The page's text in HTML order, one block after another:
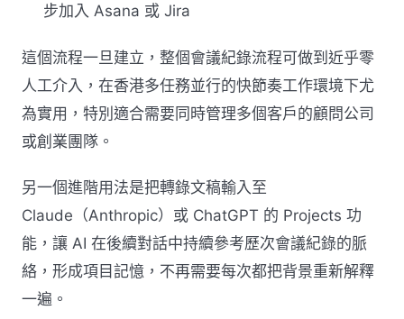
步加入 Asana 或 Jira
這個流程一旦建立，整個會議紀錄流程可做到近乎零
人工介入，在香港多任務並行的快節奏工作環境下尤
為實用，特別適合需要同時管理多個客戶的顧問公司
或創業團隊。
另一個進階用法是把轉錄文稿輸入至
Claude（Anthropic）或 ChatGPT 的 Projects 功
能，讓 AI 在後續對話中持續參考歷次會議紀錄的脈
絡，形成項目記憶，不再需要每次都把背景重新解釋
一遍。